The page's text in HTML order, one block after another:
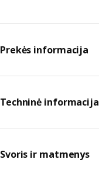
Prekės informacija
Techninė informacija
Svoris ir matmenys